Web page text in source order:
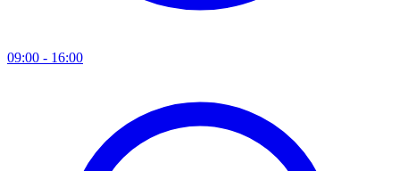
09:00 - 16:00